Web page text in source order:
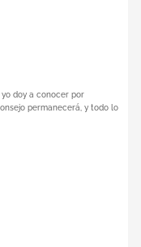
doy a conocer por
permanecerá, y todo lo